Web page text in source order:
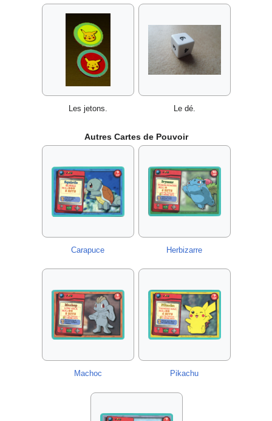
Les jetons. Le dé.
Autres Cartes de Pouvoir
Carapuce Herbizarre
Machoc Pikachu